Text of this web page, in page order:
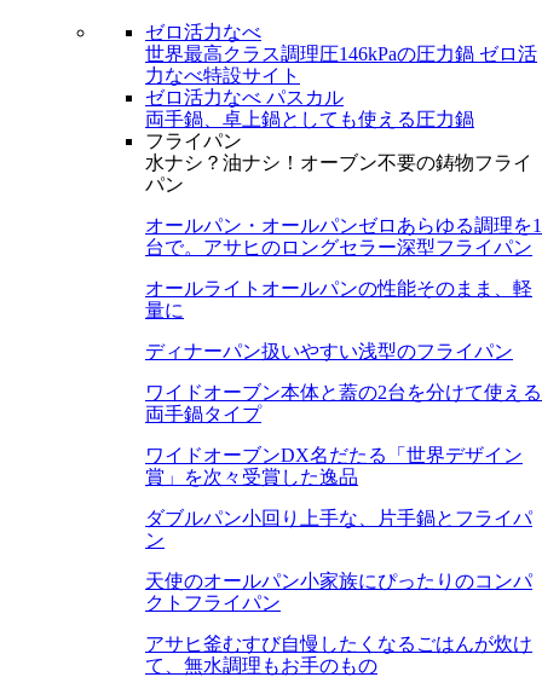
ゼロ活力なべ
世界最高クラス調理圧146kPaの圧力鍋 ゼロ活
力なべ特設サイト
ゼロ活力なべ パスカル
両手鍋、卓上鍋としても使える圧力鍋
フライパン
水ナシ？油ナシ！オーブン不要の鋳物フライ
パン
オールパン・オールパンゼロ あらゆる調理を1
台で。アサヒのロングセラー深型フライパン
オールライト オールパンの性能そのまま、軽
量に
ディナーパン扱いやすい浅型のフライパン
ワイドオーブン本体と蓋の2台を分けて使える
両手鍋タイプ
ワイドオーブンDX名だたる「世界デザイン
賞」を次々受賞した逸品
ダブルパン小回り上手な、片手鍋とフライパ
ン
天使のオールパン小家族にぴったりのコンパ
クトフライパン
アサヒ釜むすび自慢したくなるごはんが炊け
て、無水調理もお手のもの